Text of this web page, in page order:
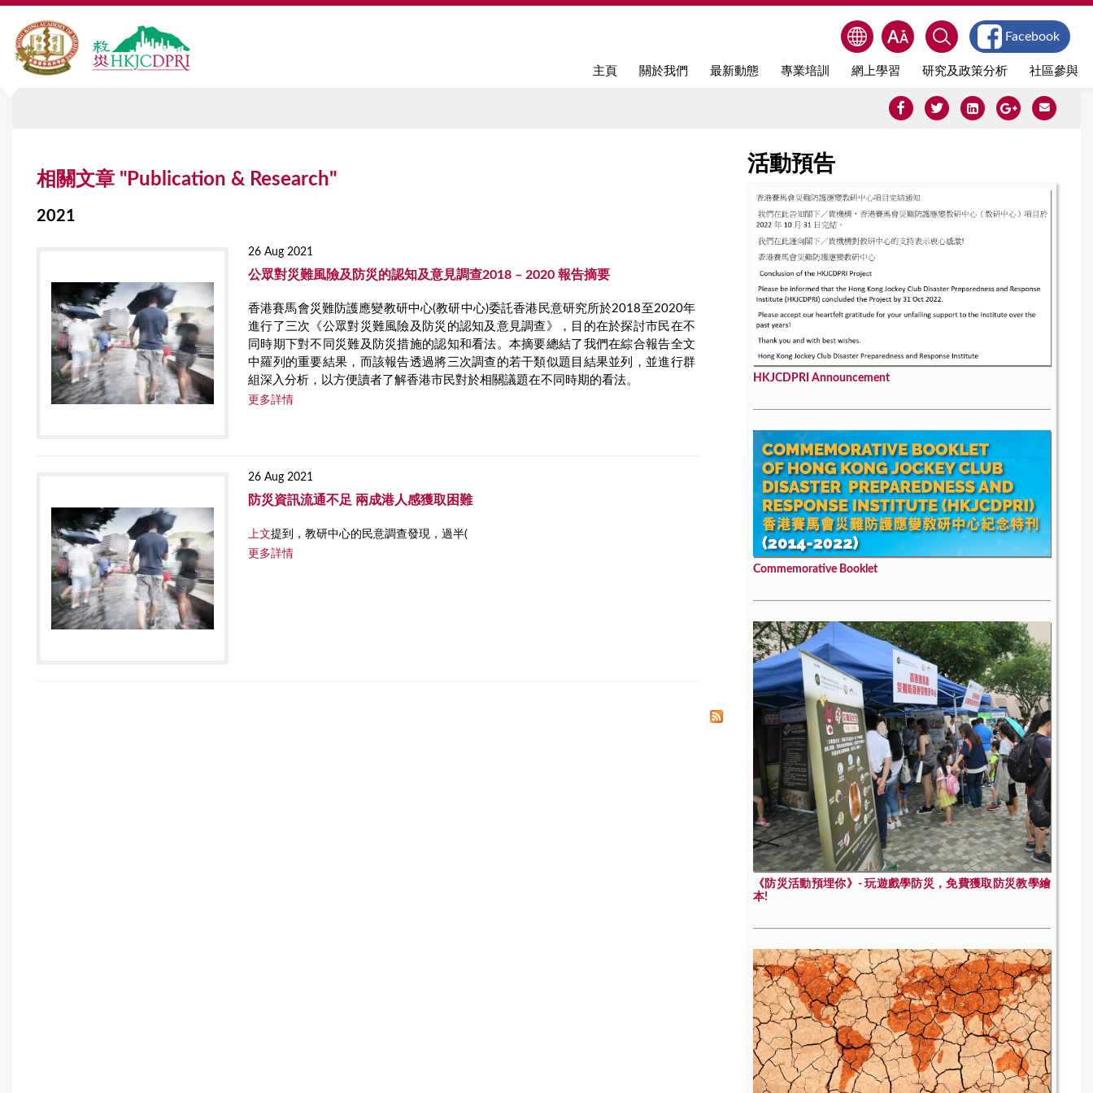
Jump to navigation
主頁 關於我們 最新動態 專業培訓 網上學習 研究及政策分析 社區參與
Facebook
相關文章 "Publication & Research"
2021
26 Aug 2021
公眾對災難風險及防災的認知及意見調查2018 – 2020 報告摘要
香港賽馬會災難防護應變教研中心(教研中心)委託香港民意研究所於2018至2020年
進行了三次《公眾對災難風險及防災的認知及意見調查》，目的在於探討市民在不
同時期下對不同災難及防災措施的認知和看法。本摘要總結了我們在綜合報告全文
中羅列的重要結果，而該報告透過將三次調查的若干類似題目結果並列，並進行群
組深入分析，以方便讀者了解香港市民對於相關議題在不同時期的看法。
更多詳情
26 Aug 2021
防災資訊流通不足 兩成港人感獲取困難
上文提到，教研中心的民意調查發現，過半(
更多詳情
活動預告
HKJCDPRI Announcement
Commemorative Booklet
《防災活動預埋你》- 玩遊戲學防災，免費獲取防災教學繪
本!